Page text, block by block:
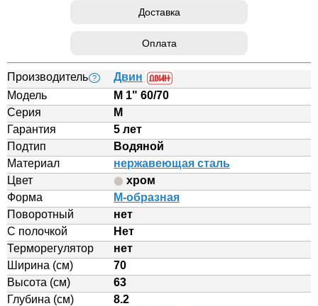
Доставка
Оплата
Производитель ?
Двин
Модель
M 1" 60/70
Серия
M
Гарантия
5 лет
Подтип
Водяной
Материал
нержавеющая сталь
Цвет
хром
Форма
М-образная
Поворотный
нет
С полочкой
Нет
Терморегулятор
нет
Ширина (см)
70
Высота (см)
63
Глубина (см)
8.2